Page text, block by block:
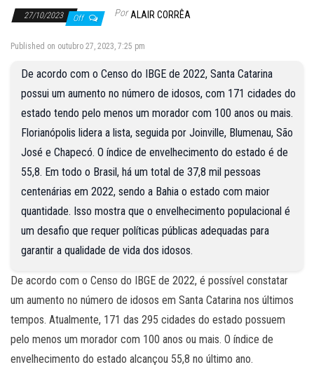
27/10/2023 Off Por ALAIR CORRÊA
Published on outubro 27, 2023, 7:25 pm
De acordo com o Censo do IBGE de 2022, Santa Catarina
possui um aumento no número de idosos, com 171 cidades do
estado tendo pelo menos um morador com 100 anos ou mais.
Florianópolis lidera a lista, seguida por Joinville, Blumenau, São
José e Chapecó. O índice de envelhecimento do estado é de
55,8. Em todo o Brasil, há um total de 37,8 mil pessoas
centenárias em 2022, sendo a Bahia o estado com maior
quantidade. Isso mostra que o envelhecimento populacional é
um desafio que requer políticas públicas adequadas para
garantir a qualidade de vida dos idosos.
De acordo com o Censo do IBGE de 2022, é possível constatar
um aumento no número de idosos em Santa Catarina nos últimos
tempos. Atualmente, 171 das 295 cidades do estado possuem
pelo menos um morador com 100 anos ou mais. O índice de
envelhecimento do estado alcançou 55,8 no último ano.